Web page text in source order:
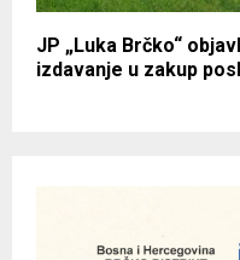
JP „Luka Brčko“
izdavanje u zakup